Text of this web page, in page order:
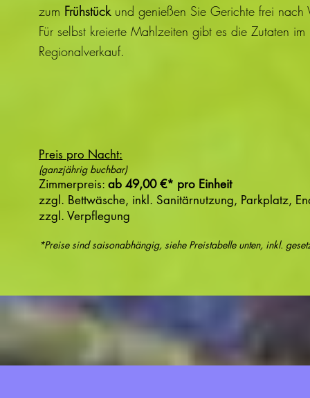
zum Frühstückund genießen Sie Gerichte frei nach
Für selbst kreierte Mahlzeiten gibt es die Zutaten im
Regionalverkauf.
Preis pro Nacht:
(ganzjährig buchbar)
Zimmerpreis: ab 49,00 €* pro Einheit
zzgl. Bettwäsche, inkl. Sanitärnutzung, Parkplatz,
zzgl. Verpflegung
*Preise sind saisonabhängig, siehe Preistabelle unten, inkl.